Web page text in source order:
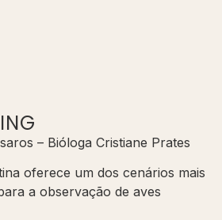
– Bióloga Cristiane Prates
oferece um dos cenários mais
a observação de aves